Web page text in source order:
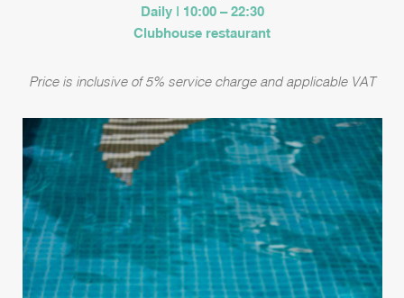
Daily | 10:00 – 22:30
Clubhouse restaurant
Price is inclusive of 5% service charge and applicable VAT